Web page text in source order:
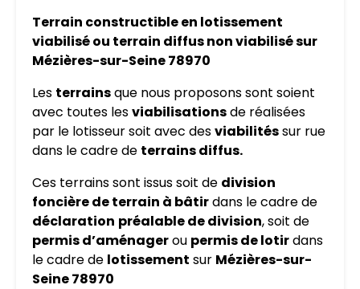
Terrain constructible en lotissement
viabilisé ou terrain diffus non viabilisé sur
Mézières-sur-Seine 78970
Les terrainsque nous proposons sont soient
avec toutes lesviabilisationsde réalisées
par le lotisseur soit avec desviabilitéssur rue
dans le cadre de terrains diffus.
Ces terrains sont issus soit de division
foncière de terrain à bâtirdans le cadre de
déclaration préalable de division, soit de
permis d’aménagerou permis de lotirdans
le cadre de lotissement sur Mézières-sur-
Seine 78970